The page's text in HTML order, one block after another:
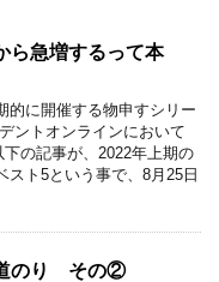
ら急増するって本
的に開催する物申すシリー
ントオンラインにおいて
の記事が、2022年上期の
スト5という事で、8月25日
のり その②